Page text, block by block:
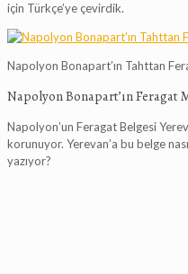
için Türkçe’ye çevirdik.
Napolyon Bonapart’ın Tahttan
Napolyon Bonapart’ın Feragat
Napolyon’un Feragat Belgesi
korunuyor. Yerevan’a bu belge
yazıyor?